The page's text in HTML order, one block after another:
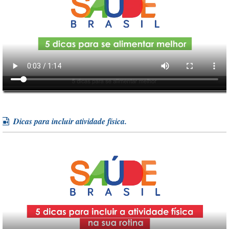
Dicas para incluir atividade física.